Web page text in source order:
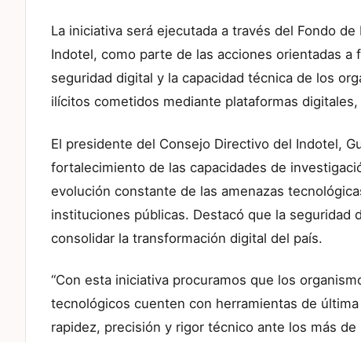
La iniciativa será ejecutada a través del Fondo
Indotel, como parte de las acciones orientadas
seguridad digital y la capacidad técnica de los
ilícitos cometidos mediante plataformas
El presidente del Consejo Directivo del Indotel,
fortalecimiento de las capacidades de
evolución constante de las amenazas
instituciones públicas. Destacó que la
consolidar la transformación digital del país.
“Con esta iniciativa procuramos que los
tecnológicos cuenten con herramientas de
rapidez, precisión y rigor técnico ante los más